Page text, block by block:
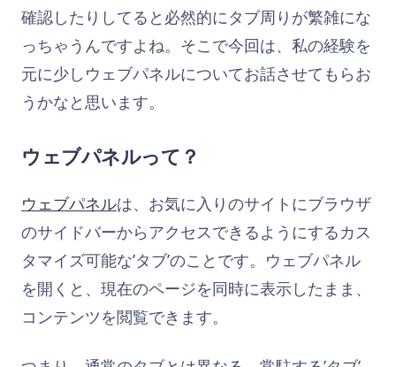
確認したりしてると必然的にタブ周りが繁雑にな
っちゃうんですよね。そこで今回は、私の経験を
元に少しウェブパネルについてお話させてもらお
うかなと思います。
ウェブパネルって？
ウェブパネルは、お気に入りのサイトにブラウザ
のサイドバーからアクセスできるようにするカス
タマイズ可能な’タブ’のことです。ウェブパネル
を開くと、現在のページを同時に表示したまま、
コンテンツを閲覧できます。